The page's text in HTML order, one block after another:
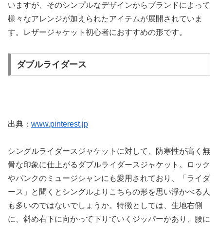
いますが、そのシンプルなデザインからブランドによって
様々なアレンジが加えられたアイテムが展開されていま
す。レザージャケット初心者におすすめの形です。
ダブルライダース
出典： www.pinterest.jp
シングルライダースジャケットに対して、防寒性が高く無
骨な印象に仕上がるダブルライダースジャケット。ロック
やパンクのミュージシャンにも愛用されており、「ライダ
ース」と聞くとシングルよりこちらの形を思い浮かべる人
も多いのではないでしょうか。特徴としては、生地右側
に、斜め右下に向かって下りていくジッパーがあり、腰に